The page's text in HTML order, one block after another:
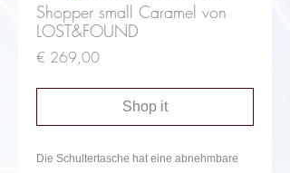
Shopper small Caramel von
LOST&FOUND
€ 269,00Price
Shop it
Die Schultertasche hat eine abnehmbare